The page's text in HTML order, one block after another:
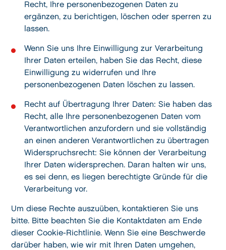
Recht, Ihre personenbezogenen Daten zu
ergänzen, zu berichtigen, löschen oder sperren zu
lassen.
Wenn Sie uns Ihre Einwilligung zur Verarbeitung
Ihrer Daten erteilen, haben Sie das Recht, diese
Einwilligung zu widerrufen und Ihre
personenbezogenen Daten löschen zu lassen.
Recht auf Übertragung Ihrer Daten: Sie haben das
Recht, alle Ihre personenbezogenen Daten vom
Verantwortlichen anzufordern und sie vollständig
an einen anderen Verantwortlichen zu übertragen
Widerspruchsrecht: Sie können der Verarbeitung
Ihrer Daten widersprechen. Daran halten wir uns,
es sei denn, es liegen berechtigte Gründe für die
Verarbeitung vor.
Um diese Rechte auszuüben, kontaktieren Sie uns
bitte. Bitte beachten Sie die Kontaktdaten am Ende
dieser Cookie-Richtlinie. Wenn Sie eine Beschwerde
darüber haben, wie wir mit Ihren Daten umgehen,